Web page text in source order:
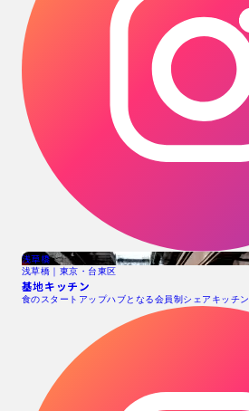
浅草橋
浅草橋｜東京・台東区
基地キッチン
食のスタートアップハブとなる会員制シェアキッチン